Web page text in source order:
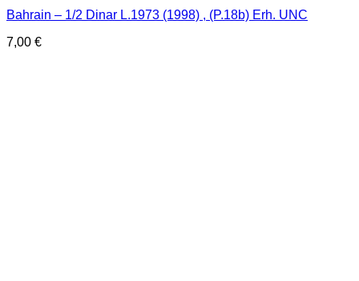
Bahrain – 1/2 Dinar L.1973 (1998) , (P.18b) Erh. UNC
7,00 €